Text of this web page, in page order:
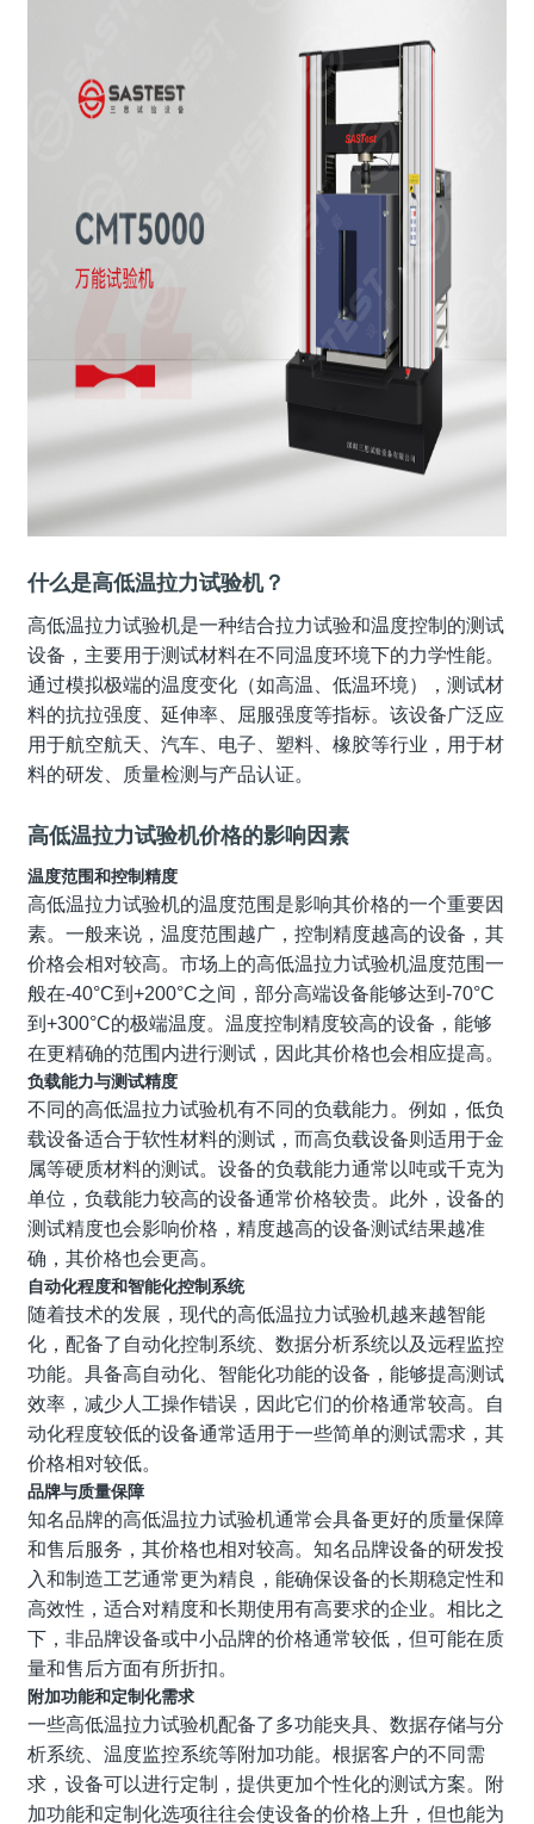
什么是高低温拉力试验机？
高低温拉力试验机是一种结合拉力试验和温度控制的测试
设备，主要用于测试材料在不同温度环境下的力学性能。
通过模拟极端的温度变化（如高温、低温环境），测试材
料的抗拉强度、延伸率、屈服强度等指标。该设备广泛应
用于航空航天、汽车、电子、塑料、橡胶等行业，用于材
料的研发、质量检测与产品认证。
高低温拉力试验机价格的影响因素
温度范围和控制精度
高低温拉力试验机的温度范围是影响其价格的一个重要因
素。一般来说，温度范围越广，控制精度越高的设备，其
价格会相对较高。市场上的高低温拉力试验机温度范围一
般在-40°C到+200°C之间，部分高端设备能够达到-70°C
到+300°C的极端温度。温度控制精度较高的设备，能够
在更精确的范围内进行测试，因此其价格也会相应提高。
负载能力与测试精度
不同的高低温拉力试验机有不同的负载能力。例如，低负
载设备适合于软性材料的测试，而高负载设备则适用于金
属等硬质材料的测试。设备的负载能力通常以吨或千克为
单位，负载能力较高的设备通常价格较贵。此外，设备的
测试精度也会影响价格，精度越高的设备测试结果越准
确，其价格也会更高。
自动化程度和智能化控制系统
随着技术的发展，现代的高低温拉力试验机越来越智能
化，配备了自动化控制系统、数据分析系统以及远程监控
功能。具备高自动化、智能化功能的设备，能够提高测试
效率，减少人工操作错误，因此它们的价格通常较高。自
动化程度较低的设备通常适用于一些简单的测试需求，其
价格相对较低。
品牌与质量保障
知名品牌的高低温拉力试验机通常会具备更好的质量保障
和售后服务，其价格也相对较高。知名品牌设备的研发投
入和制造工艺通常更为精良，能确保设备的长期稳定性和
高效性，适合对精度和长期使用有高要求的企业。相比之
下，非品牌设备或中小品牌的价格通常较低，但可能在质
量和售后方面有所折扣。
附加功能和定制化需求
一些高低温拉力试验机配备了多功能夹具、数据存储与分
析系统、温度监控系统等附加功能。根据客户的不同需
求，设备可以进行定制，提供更加个性化的测试方案。附
加功能和定制化选项往往会使设备的价格上升，但也能为